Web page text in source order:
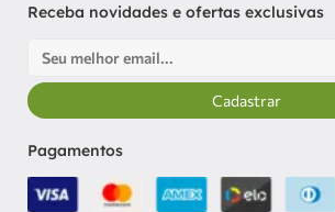
-
m
Receba novidades e ofertas exclusivas
Email
Cadastrar
Pagamentos